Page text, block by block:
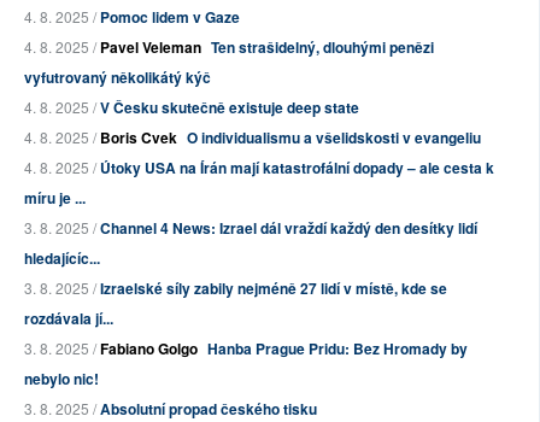
4. 8. 2025 /Pomoc lidem v Gaze
4. 8. 2025 /Pavel Veleman Ten strašidelný, dlouhými penězi
vyfutrovaný několikátý kýč
4. 8. 2025 /V Česku skutečně existuje deep state
4. 8. 2025 /Boris Cvek O individualismu a všelidskosti v evangeliu
4. 8. 2025 /Útoky USA na Írán mají katastrofální dopady – ale cesta k
míru je ...
3. 8. 2025 /Channel 4 News: Izrael dál vraždí každý den desítky lidí
hledajícíc...
3. 8. 2025 /Izraelské síly zabily nejméně 27 lidí v místě, kde se
rozdávala jí...
3. 8. 2025 /Fabiano Golgo Hanba Prague Pridu: Bez Hromady by
nebylo nic!
3. 8. 2025 /Absolutní propad českého tisku